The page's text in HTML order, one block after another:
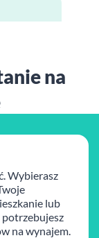
na
Wybierasz
lub
potrzebujesz
na wynajem.